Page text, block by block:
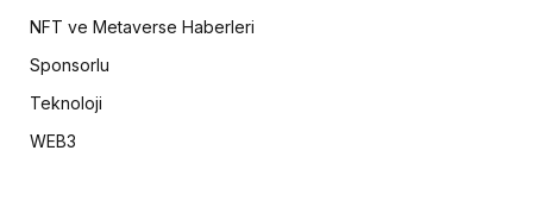
NFT ve Metaverse Haberleri
Sponsorlu
Teknoloji
WEB3